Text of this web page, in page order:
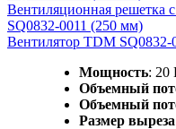
Вентиляционная решетка
SQ0832-0011 (250 мм)
Вентилятор TDM SQ0832-
Мощность: 20
Объемный
Объемный
Размер выреза